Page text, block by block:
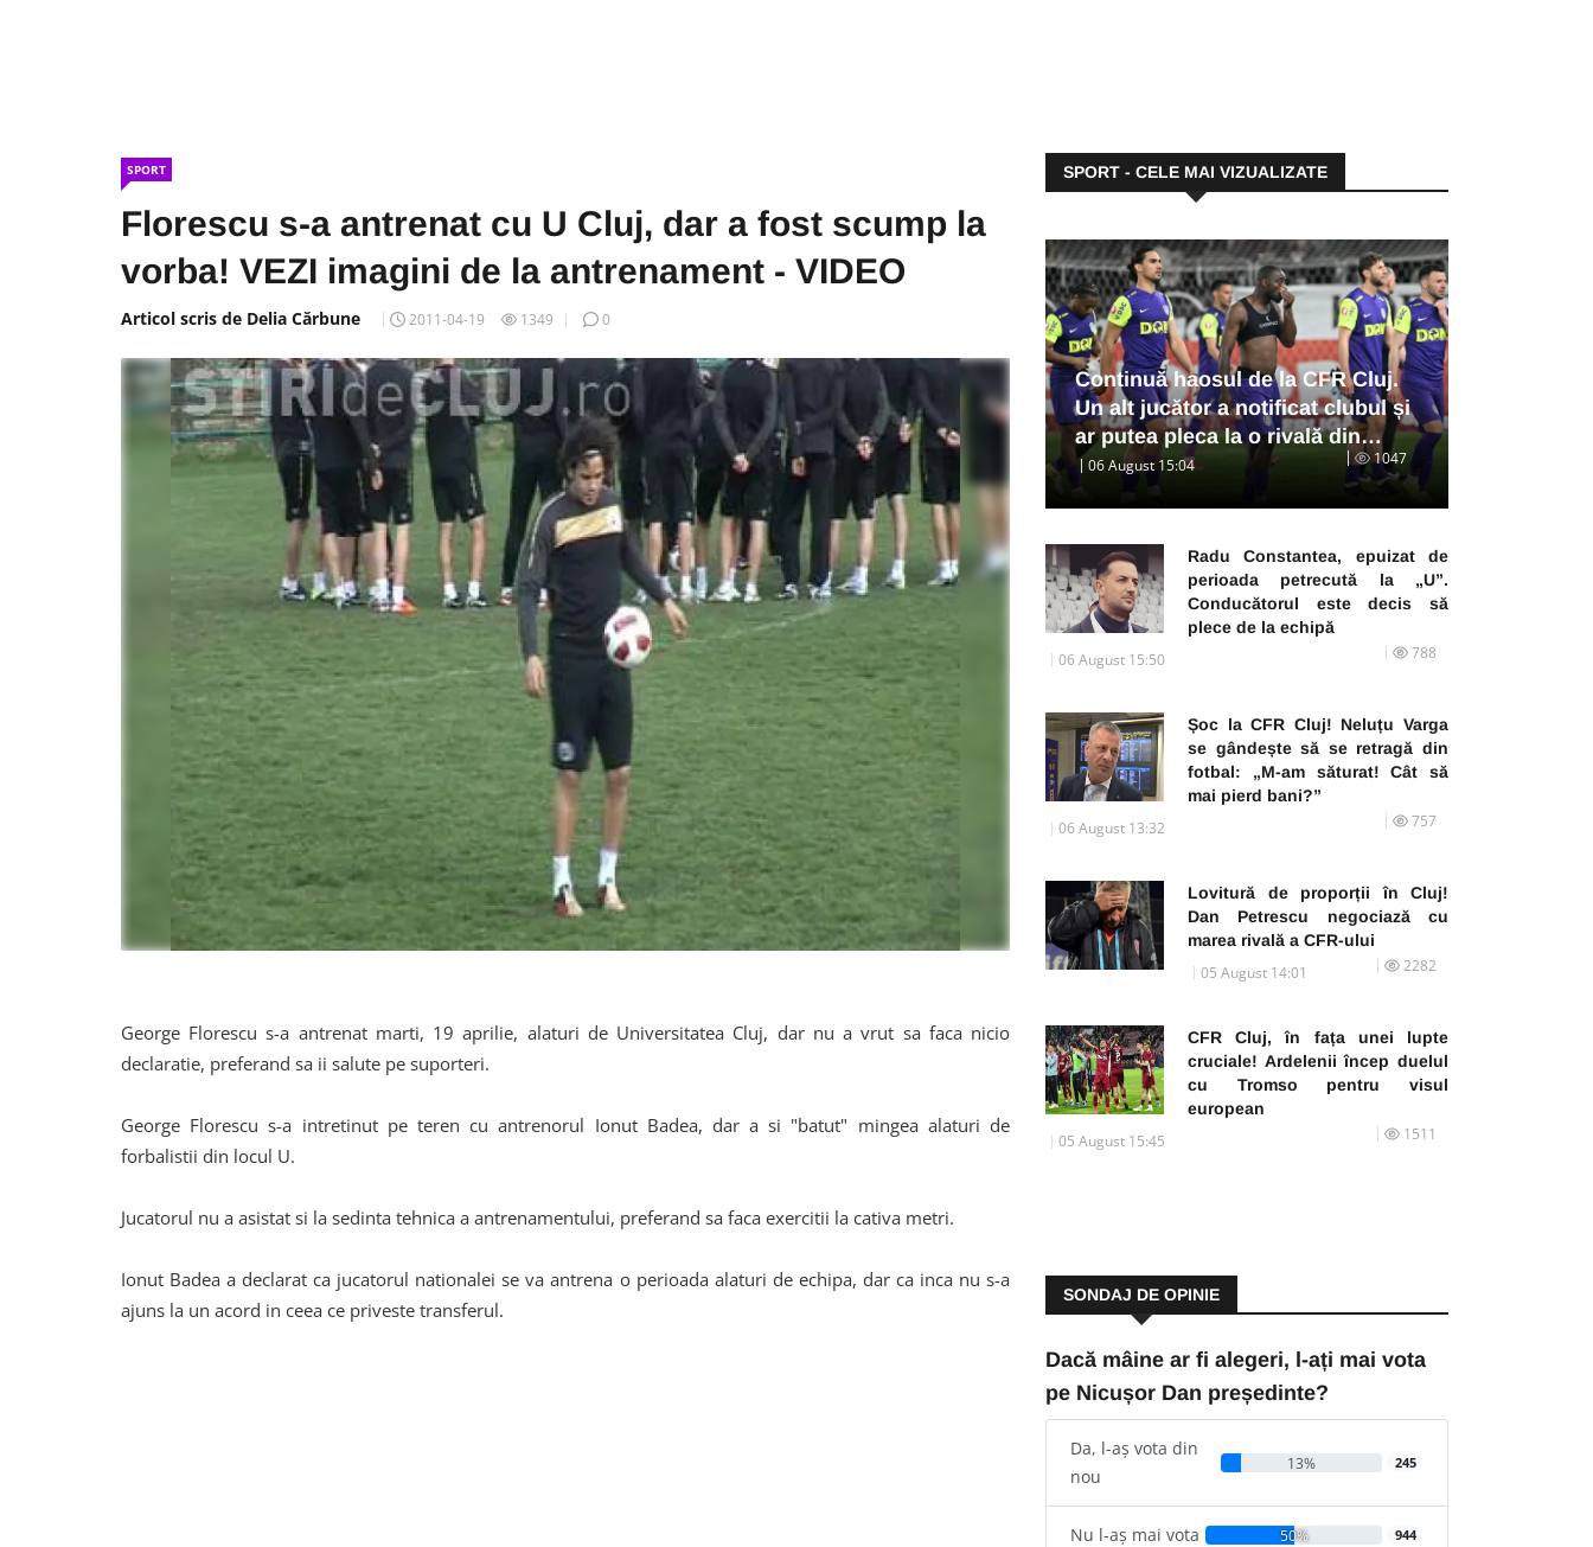
SPORT
Florescu s-a antrenat cu U Cluj, dar a fost scump la
vorba! VEZI imagini de la antrenament - VIDEO
Articol scris de Delia Cărbune 2011-04-19 1349 0
George Florescu s-a antrenat marti, 19 aprilie, alaturi de Universitatea Cluj, dar nu a vrut sa faca nicio
declaratie, preferand sa ii salute pe suporteri.
George Florescu s-a intretinut pe teren cu antrenorul Ionut Badea, dar a si "batut" mingea alaturi de
forbalistii din locul U.
Jucatorul nu a asistat si la sedinta tehnica a antrenamentului, preferand sa faca exercitii la cativa metri.
Ionut Badea a declarat ca jucatorul nationalei se va antrena o perioada alaturi de echipa, dar ca inca nu s-a
ajuns la un acord in ceea ce priveste transferul.
SPORT - CELE MAI VIZUALIZATE
Continuă haosul de la CFR Cluj.
Un alt jucător a notificat clubul și
ar putea pleca la o rivală din…
06 August 15:04 1047
Radu Constantea, epuizat de
perioada petrecută la „U”.
Conducătorul este decis să
plece de la echipă
06 August 15:50 788
Șoc la CFR Cluj! Neluțu Varga
se gândește să se retragă din
fotbal: „M-am săturat! Cât să
mai pierd bani?”
06 August 13:32 757
Lovitură de proporții în Cluj!
Dan Petrescu negociază cu
marea rivală a CFR-ului
05 August 14:01 2282
CFR Cluj, în fața unei lupte
cruciale! Ardelenii încep duelul
cu Tromso pentru visul
european
05 August 15:45 1511
SONDAJ DE OPINIE
Dacă mâine ar fi alegeri, l-ați mai vota
pe Nicușor Dan președinte?
Da, l-aș vota din
nou
13% 245
Nu l-aș mai vota 50% 944